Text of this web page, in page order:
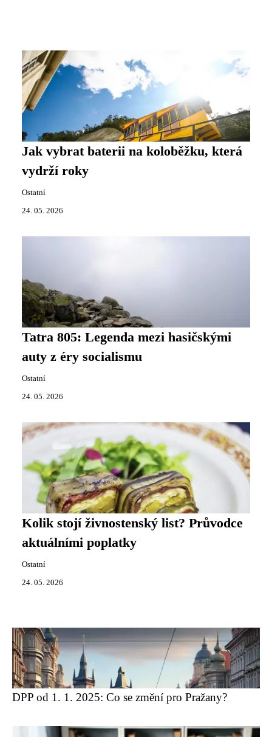
Jak vybrat baterii na koloběžku, která
vydrží roky
Ostatní
24. 05. 2026
Tatra 805: Legenda mezi hasičskými
auty z éry socialismu
Ostatní
24. 05. 2026
Kolik stojí živnostenský list? Průvodce
aktuálními poplatky
Ostatní
24. 05. 2026
DPP od 1. 1. 2025: Co se změní pro Pražany?